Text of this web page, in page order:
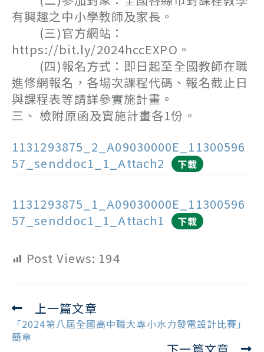
有興趣之中小學教師及家長。
(三)官方網站：
https://bit.ly/2024hccEXPO。
(四)報名方式：即日起至全國教師在職
進修網報名，各場次課程代碼、報名截止日
與課程表等請詳參實施計畫。
三、 檢附原函及實施計畫各1份。
1131293875_2_A09030000E_11300596
57_senddoc1_1_Attach2
下載
1131293875_1_A09030000E_11300596
57_senddoc1_1_Attach1
下載
Post Views: 194
Read
more
articles
上一篇文章
「2024第八屆全國高中職大專小水力發電設計比賽」
簡章